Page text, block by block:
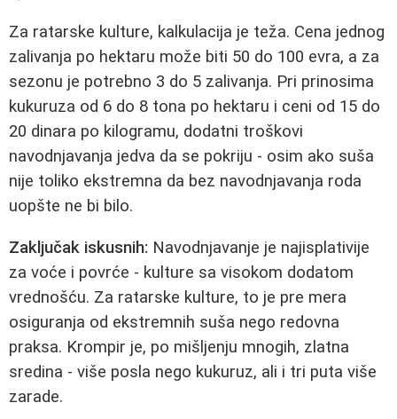
Za ratarske kulture, kalkulacija je teža. Cena jednog
zalivanja po hektaru može biti 50 do 100 evra, a za
sezonu je potrebno 3 do 5 zalivanja. Pri prinosima
kukuruza od 6 do 8 tona po hektaru i ceni od 15 do
20 dinara po kilogramu, dodatni troškovi
navodnjavanja jedva da se pokriju - osim ako suša
nije toliko ekstremna da bez navodnjavanja roda
uopšte ne bi bilo.
Zaključak iskusnih: Navodnjavanje je najisplativije
za voće i povrće - kulture sa visokom dodatom
vrednošću. Za ratarske kulture, to je pre mera
osiguranja od ekstremnih suša nego redovna
praksa. Krompir je, po mišljenju mnogih, zlatna
sredina - više posla nego kukuruz, ali i tri puta više
zarade.